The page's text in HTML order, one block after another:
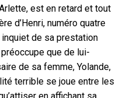
est en retard et tout
d’Henri, numéro quatre
de sa prestation
que de lui-
de sa femme, Yolande,
terrible se joue entre les